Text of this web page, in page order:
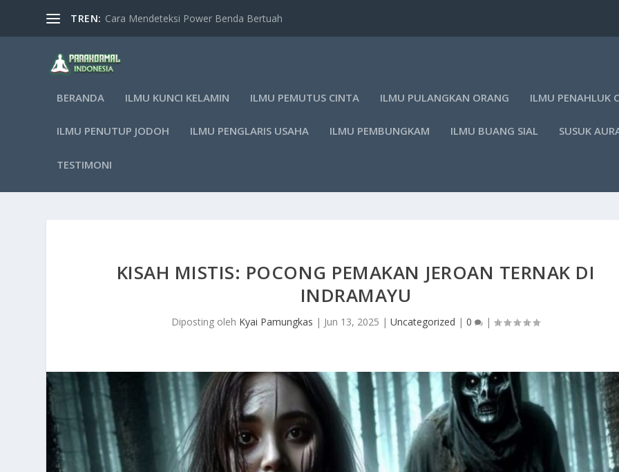
TREN: Cara Mendeteksi Power Benda Bertuah
BERANDA ILMU KUNCI KELAMIN ILMU PEMUTUS CINTA ILMU PULANGKAN ORANG ILMU PENAHLUK
ILMU PENUTUP JODOH ILMU PENGLARIS USAHA ILMU PEMBUNGKAM ILMU BUANG SIAL SUSUK
TESTIMONI
KISAH MISTIS: POCONG PEMAKAN JEROAN TERNAK DI
INDRAMAYU
Diposting oleh Kyai Pamungkas | Jun 13, 2025 |Uncategorized |0 |